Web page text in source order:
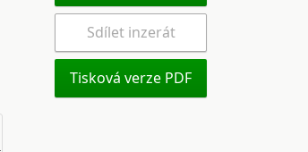
Sdílet inzerát
Tisková verze PDF